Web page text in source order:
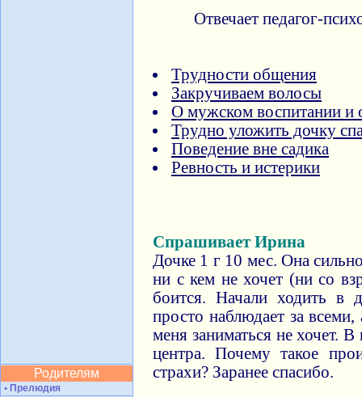
Родителям
• Прелюдия
Отвечает педагог-
Трудности общения
Закручиваем волосы
О мужском воспитании и
Трудно уложить дочку
Поведение вне садика
Ревность и истерики
Спрашивает Ирина
Дочке 1 г 10 мес. Она
ни с кем не хочет (ни со
боится. Начали ходить в
просто наблюдает за
меня заниматься не хочет.
центра. Почему такое
страхи? Заранее спасибо.